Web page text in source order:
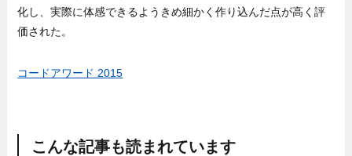
化し、実際に体感できるようきめ細かく作り込んだ点が高く評
価された。
コードアワード 2015
こんな記事も読まれています